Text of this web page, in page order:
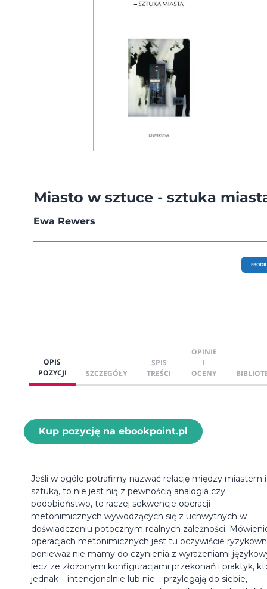
Miasto w sztuce - sztuka
Ewa Rewers
EBOOK
OPIS
POZYCJI
SZCZEGÓŁY
SPIS
TREŚCI
OPINIE
I
OCENY
Kup pozycję na ebookpoint.pl
Jeśli w ogóle potrafimy nazwać relację między miastem i
sztuką, to nie jest nią z pewnością analogia czy
podobieństwo, to raczej sekwencje operacji
metonimicznych wywodzących się z uchwytnych w
doświadczeniu potocznym realnych zależności.
operacjach metonimicznych jest tu oczywiście
ponieważ nie mamy do czynienia z wyrażeniami
lecz ze złożonymi konfiguracjami przekonań i praktyk,
jednak – intencjonalnie lub nie – przylegają do siebie,